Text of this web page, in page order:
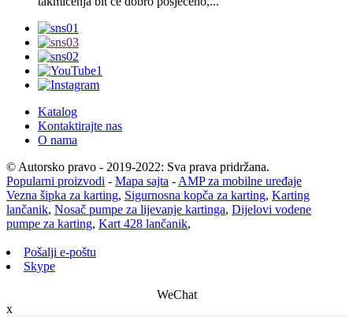
Katalog
Kontaktirajte nas
O nama
© Autorsko pravo - 2019-2022: Sva prava pridržana.
Popularni proizvodi - Mapa sajta - AMP za mobilne uređaje
Vezna šipka za karting, Sigurnosna kopča za karting, Karting
lančanik, Nosač pumpe za lijevanje kartinga, Dijelovi vodene
pumpe za karting, Kart 428 lančanik,
Pošalji e-poštu
Skype
WeChat
x